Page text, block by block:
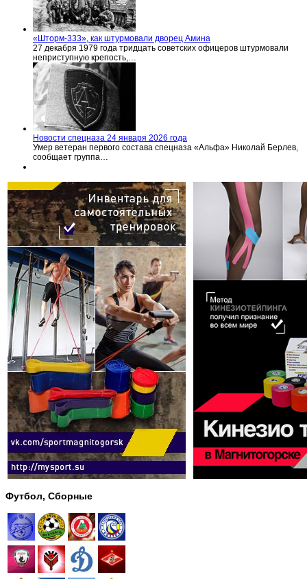
«Шторм-333», как штурмовали дворец Амина
27 декабря 1979 года тридцать советских офицеров штурмовали
неприступную крепость,…
Новости спецназа 24 января 2026 года
Умер ветеран первого состава спецназа «Альфа» Николай Берлев,
сообщает группа…
Футбол, Сборные